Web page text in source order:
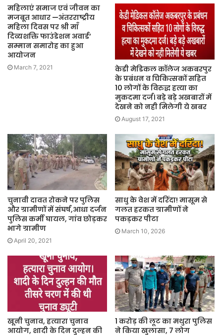
महिलाएं समाज एवं जीवन का
मजबूत आधार —अंतरराष्ट्रीय
महिला दिवस पर श्री माँ
दिव्यशक्ति फाउंडेशन अवार्ड’
सम्मान समारोह का हुआ
आयोजन
March 7, 2021
केडी मेडिकल कॉलेज अकबरपुर
के प्रबंधन व चिकित्सकों सहित
10 लोगों के विरुद्ध हत्या का
मुकदमा दर्ज। बड़े बड़े अखबारों में
देखने को नही मिलेगी ये खबर
August 17, 2021
चुनावी दावत रोकने पर पुलिस
और ग्रामीणों में संघर्ष,आधा दर्जन
पुलिस कर्मी घायल, गांव छोड़कर
भागे ग्रामीण
April 20, 2021
साधु के वेश में दरिंदा! मासूम से
गलत हरकत ग्रामीणों ने
पकड़कर पीटा
March 10, 2026
खूनी चुनाव, हत्यारा चुनाव
आयोग, शादी के दिन दुल्हन की
1 करोड़ की लूट का मथुरा पुलिस
ने किया खुलासा, 7 लोग